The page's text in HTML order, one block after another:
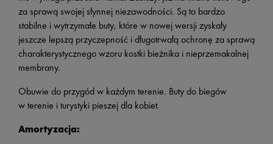
za sprawą swojej słynnej niezawodności. Są to bardzo
stabilne i wytrzymałe buty, które w nowej wersji zyskały
jeszcze lepszą przyczepność i długotrwałą ochronę za sprawą
charakterystycznego wzoru kostki bieżnika i nieprzemakalnej
membrany.
Obuwie do przygód w każdym terenie. Buty do biegów
w terenie i turystyki pieszej dla kobiet.
Amortyzacja: